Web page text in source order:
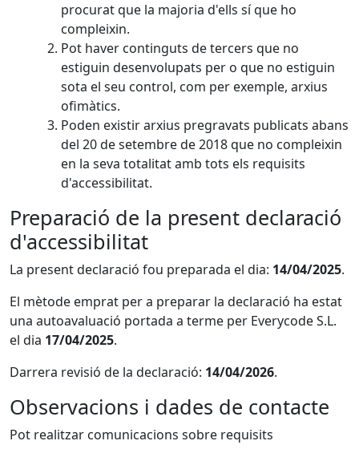
procurat que la majoria d'ells sí que ho
compleixin.
Pot haver continguts de tercers que no
estiguin desenvolupats per o que no estiguin
sota el seu control, com per exemple, arxius
ofimàtics.
Poden existir arxius pregravats publicats abans
del 20 de setembre de 2018 que no compleixin
en la seva totalitat amb tots els requisits
d'accessibilitat.
Preparació de la present declaració
d'accessibilitat
La present declaració fou preparada el dia: 14/04/2025.
El mètode emprat per a preparar la declaració ha estat
una autoavaluació portada a terme per Everycode S.L.
el dia 17/04/2025.
Darrera revisió de la declaració: 14/04/2026.
Observacions i dades de contacte
Pot realitzar comunicacions sobre requisits